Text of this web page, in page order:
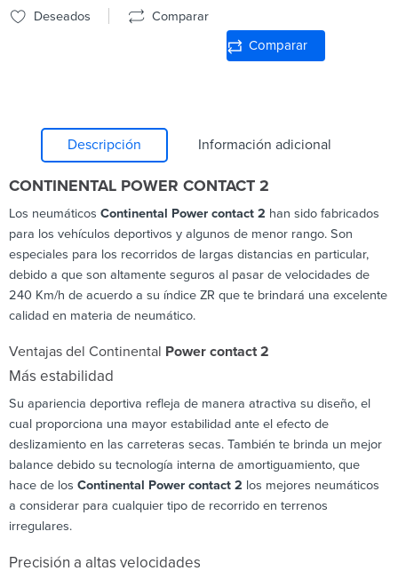
Deseados Comparar
Comparar
Descripción Información adicional
CONTINENTAL POWER CONTACT 2
Los neumáticos Continental Power contact 2 han sido fabricados
para los vehículos deportivos y algunos de menor rango. Son
especiales para los recorridos de largas distancias en particular,
debido a que son altamente seguros al pasar de velocidades de
240 Km/h de acuerdo a su índice ZR que te brindará una excelente
calidad en materia de neumático.
Ventajas del Continental Power contact 2
Más estabilidad
Su apariencia deportiva refleja de manera atractiva su diseño, el
cual proporciona una mayor estabilidad ante el efecto de
deslizamiento en las carreteras secas. También te brinda un mejor
balance debido su tecnología interna de amortiguamiento, que
hace de los Continental Power contact 2 los mejores neumáticos
a considerar para cualquier tipo de recorrido en terrenos
irregulares.
Precisión a altas velocidades